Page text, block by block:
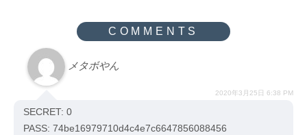
メタボやん
2020年3月25日 6:38 PM
SECRET: 0
PASS: 74be16979710d4c4e7c6647856088456